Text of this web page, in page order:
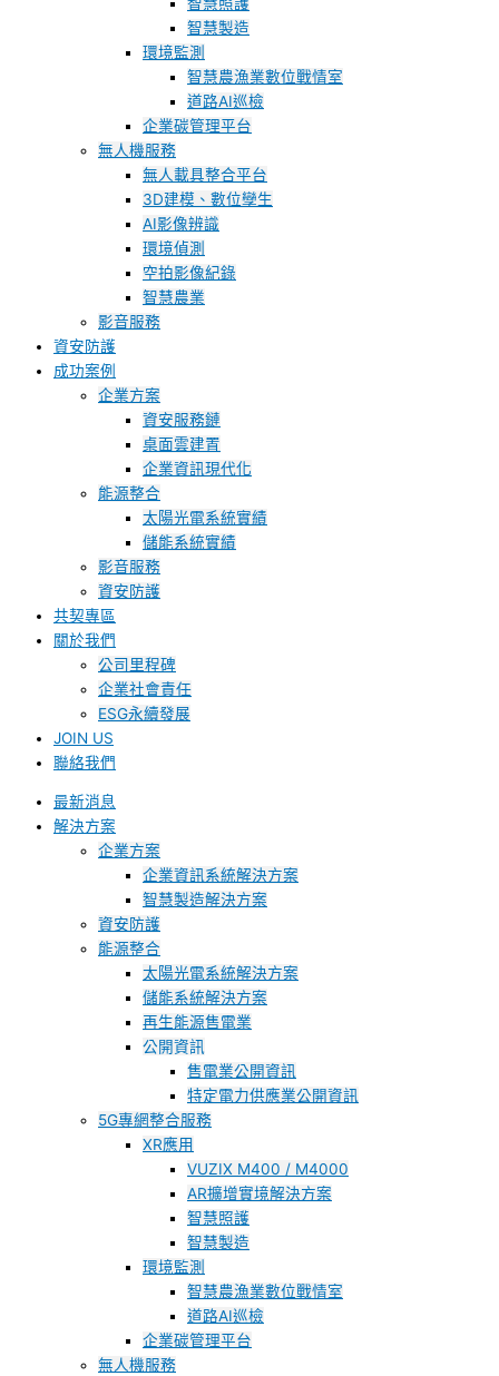
智慧製造
環境監測
智慧農漁業數位戰情室
道路AI巡檢
企業碳管理平台
無人機服務
無人載具整合平台
3D建模、數位孿生
AI影像辨識
環境偵測
空拍影像紀錄
智慧農業
影音服務
資安防護
成功案例
企業方案
資安服務鏈
桌面雲建置
企業資訊現代化
能源整合
太陽光電系統實績
儲能系統實績
影音服務
資安防護
共契專區
關於我們
公司里程碑
企業社會責任
ESG永續發展
JOIN US
聯絡我們
最新消息
解決方案
企業方案
企業資訊系統解決方案
智慧製造解決方案
資安防護
能源整合
太陽光電系統解決方案
儲能系統解決方案
再生能源售電業
公開資訊
售電業公開資訊
特定電力供應業公開資訊
5G專網整合服務
XR應用
VUZIX M400 / M4000
AR擴增實境解決方案
智慧照護
智慧製造
環境監測
智慧農漁業數位戰情室
道路AI巡檢
企業碳管理平台
無人機服務